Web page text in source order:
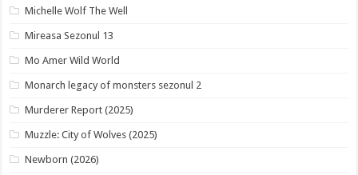
Michelle Wolf The Well
Mireasa Sezonul 13
Mo Amer Wild World
Monarch legacy of monsters sezonul 2
Murderer Report (2025)
Muzzle: City of Wolves (2025)
Newborn (2026)